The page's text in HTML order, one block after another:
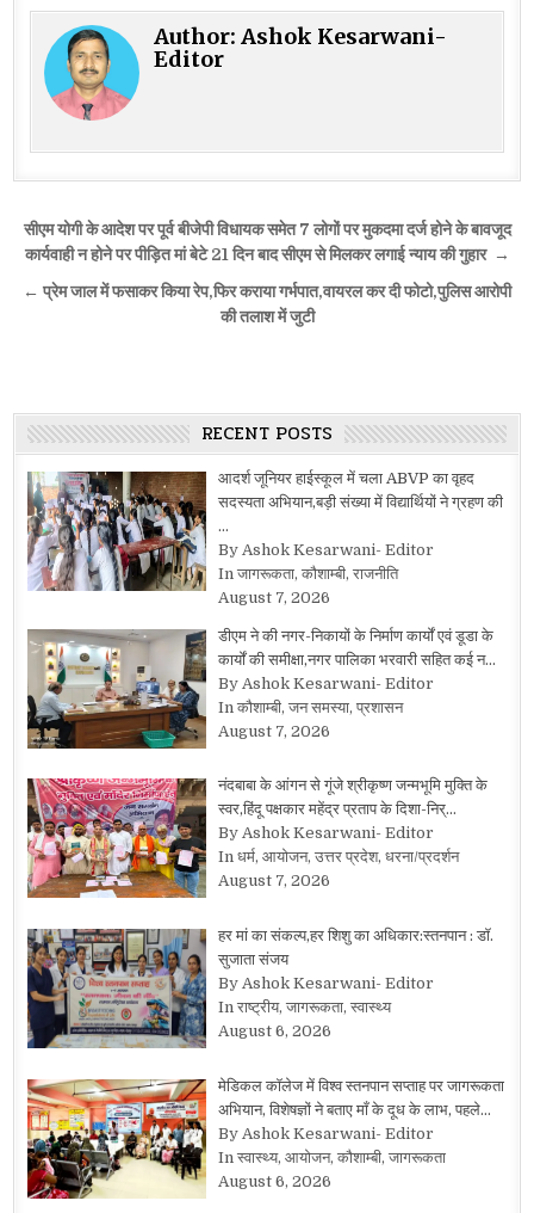
Author:Ashok Kesarwani-
Editor
Post
navigation
सीएम योगी के आदेश पर पूर्व बीजेपी विधायक समेत 7 लोगों पर मुकदमा दर्ज होने के बावजूद
कार्यवाही न होने पर पीड़ित मां बेटे 21 दिन बाद सीएम से मिलकर लगाई न्याय की गुहार →
← प्रेम जाल में फसाकर किया रेप,फिर कराया गर्भपात,वायरल कर दी फोटो,पुलिस आरोपी
की तलाश में जुटी
RECENT POSTS
आदर्श जूनियर हाईस्कूल में चला ABVP का वृहद
सदस्यता अभियान,बड़ी संख्या में विद्यार्थियों ने ग्रहण की
…
By Ashok Kesarwani- Editor
In जागरूकता, कौशाम्बी, राजनीति
August 7, 2026
डीएम ने की नगर-निकायों के निर्माण कार्यों एवं डूडा के
कार्यों की समीक्षा,नगर पालिका भरवारी सहित कई न…
By Ashok Kesarwani- Editor
In कौशाम्बी, जन समस्या, प्रशासन
August 7, 2026
नंदबाबा के आंगन से गूंजे श्रीकृष्ण जन्मभूमि मुक्ति के
स्वर,हिंदू पक्षकार महेंद्र प्रताप के दिशा-निर्…
By Ashok Kesarwani- Editor
In धर्म, आयोजन, उत्तर प्रदेश, धरना/प्रदर्शन
August 7, 2026
हर मां का संकल्प,हर शिशु का अधिकार:स्तनपान : डॉ.
सुजाता संजय
By Ashok Kesarwani- Editor
In राष्ट्रीय, जागरूकता, स्वास्थ्य
August 6, 2026
मेडिकल कॉलेज में विश्व स्तनपान सप्ताह पर जागरूकता
अभियान, विशेषज्ञों ने बताए माँ के दूध के लाभ, पहले…
By Ashok Kesarwani- Editor
In स्वास्थ्य, आयोजन, कौशाम्बी, जागरूकता
August 6, 2026